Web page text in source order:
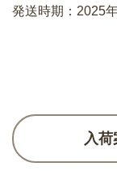
発送時期：2025
入